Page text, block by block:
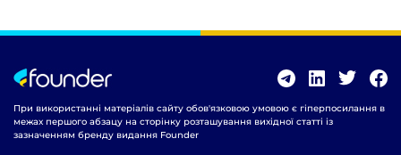
При використанні матеріалів сайту обов'язковою умовою є гіперпосилання в
межах першого абзацу на сторінку розташування вихідної статті із
зазначенням бренду видання Founder